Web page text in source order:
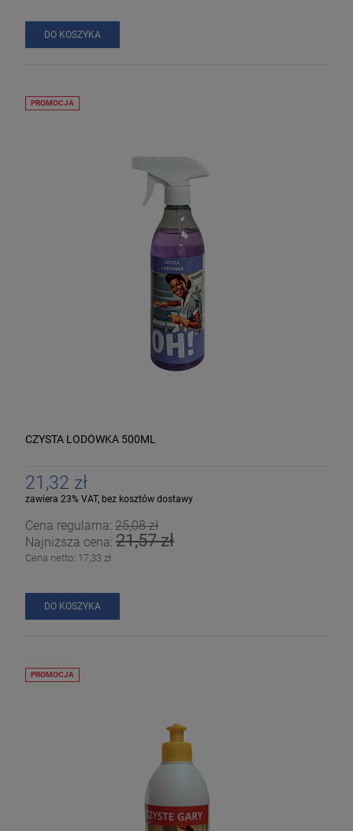
DO KOSZYKA
CZYSTA LODÓWKA 500ML
21,32 zł
zawiera 23% VAT, bez kosztów dostawy
Cena regularna: 25,08 zł
Najniższa cena: 21,57 zł
Cena netto: 17,33 zł
DO KOSZYKA
PROMOCJA
PROMOCJA